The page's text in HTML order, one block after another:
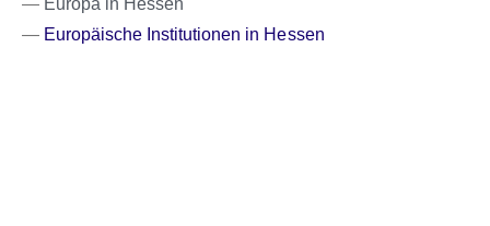
Europa in Hessen
Europäische Institutionen in Hessen